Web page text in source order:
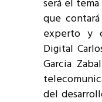
será el
que
experto y
Digital
Garcia
del